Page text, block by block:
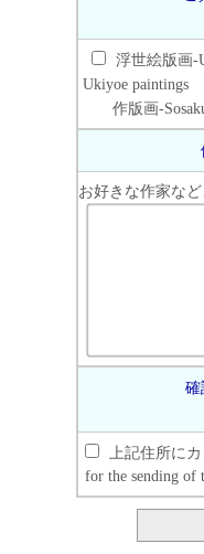
浮世絵版画-
Ukiyoe paintings
作版画-
お好きな作家な
確
上記住所に
for the sending of